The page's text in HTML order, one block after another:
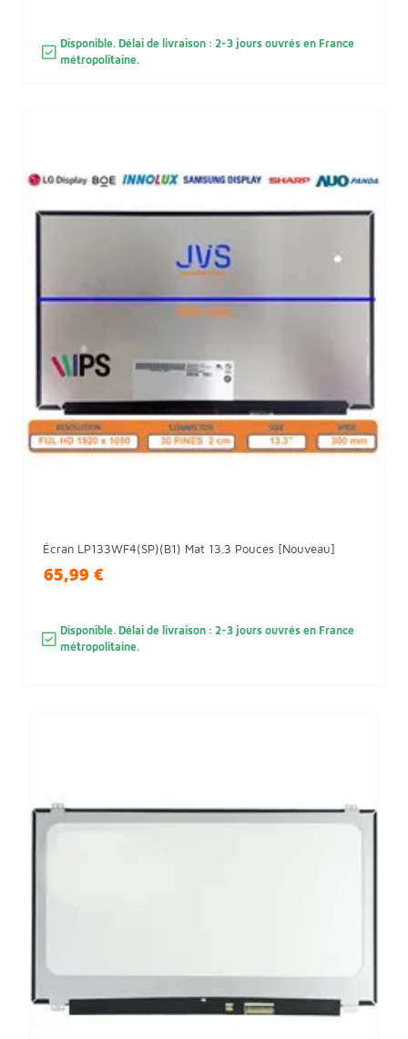
Disponible. Délai de livraison : 2-3 jours ouvrés en France
métropolitaine.
Écran LP133WF4(SP)(B1) Mat 13.3 Pouces [Nouveau]
65,99 €
Disponible. Délai de livraison : 2-3 jours ouvrés en France
métropolitaine.